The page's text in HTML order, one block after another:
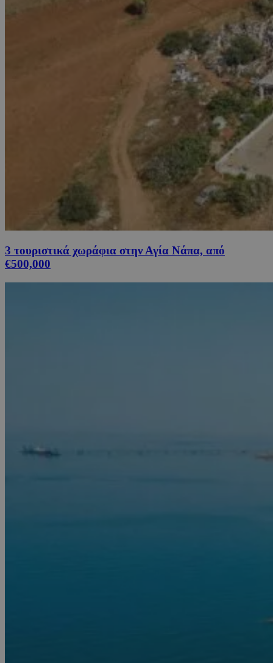
3 τουριστικά χωράφια στην Αγία Νάπα, από
€500,000